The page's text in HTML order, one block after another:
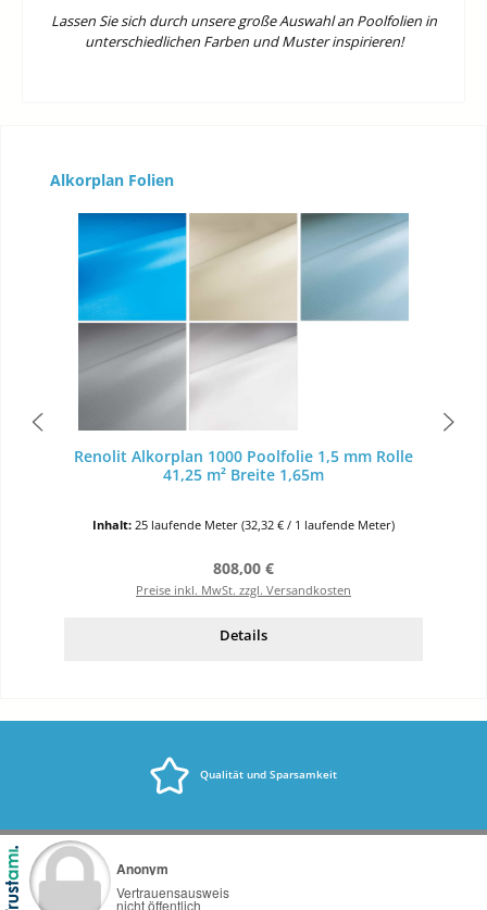
Lassen Sie sich durch unsere große Auswahl an Poolfolien in
unterschiedlichen Farben und Muster inspirieren!
Produktgalerie überspringen
Alkorplan Folien
Renolit Alkorplan 1000 Poolfolie 1,5 mm Rolle
41,25 m² Breite 1,65m
Inhalt: 25 laufende Meter (32,32 € / 1 laufende Meter)
Regulärer Preis:
808,00 €
Preise inkl. MwSt. zzgl. Versandkosten
Details
Qualität und Sparsamkeit